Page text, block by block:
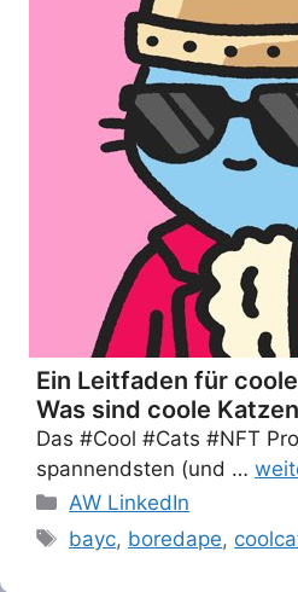
Ein Leitfaden für
Was sind coole
Das #Cool #Cats #NFT
spannendsten (und …
Categories
AW LinkedIn
Tags
bayc, boredape,